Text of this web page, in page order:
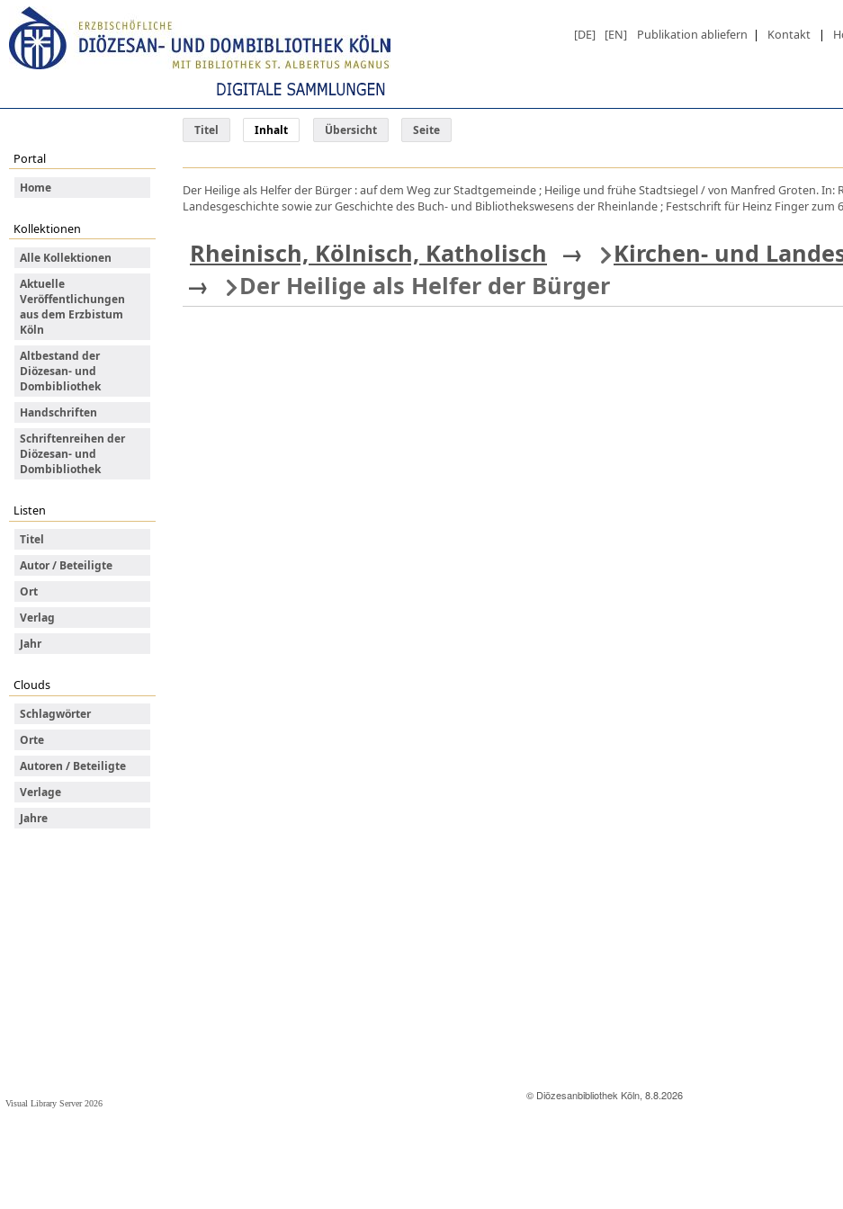
© Diözesanbibliothek Köln, 8.8.2026
Visual Library Server 2026
[DE] [EN] Publikation abliefern | Kontakt |
Titel Inhalt Übersicht Seite
Portal
Home
Kollektionen
Alle Kollektionen
Aktuelle
Veröffentlichungen
aus dem Erzbistum
Köln
Altbestand der
Diözesan- und
Dombibliothek
Handschriften
Schriftenreihen der
Diözesan- und
Dombibliothek
Listen
Titel
Autor / Beteiligte
Ort
Verlag
Jahr
Clouds
Schlagwörter
Orte
Autoren / Beteiligte
Verlage
Jahre
Der Heilige als Helfer der Bürger : auf dem Weg zur Stadtgemeinde ; Heilige und frühe Stadtsiegel / von Manfred Groten. In:
Landesgeschichte sowie zur Geschichte des Buch- und Bibliothekswesens der Rheinlande ; Festschrift für Heinz Finger zum
Rheinisch, Kölnisch, Katholisch →
Kirchen- und
→
Der Heilige als Helfer der Bürger